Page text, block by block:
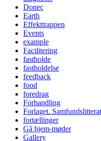
Donec
Earth
Effekttrappen
Events
example
Facilitering
fastholde
fastholdelse
feedback
food
foredrag
Forhandling
Forlaget.
fortællinger
Gå hjem-møder
Gallery